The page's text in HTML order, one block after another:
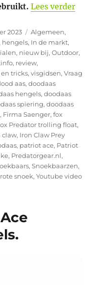
Lees verder
2023 Categorieën
Algemeen,
hengels, In de markt,
, nieuw bij,Outdoor,
, review,
tricks,visgidsen,Vraag
aas,doodaas
hengels,doodaas
spiering,doodaas
, Firma Saenger,fox
Predator trolling float,
claw, Iron Claw Prey
, patriot ace, Patriot
, Predatorgear.nl,
,Snoekbaarzen,
snoek,Youtube video